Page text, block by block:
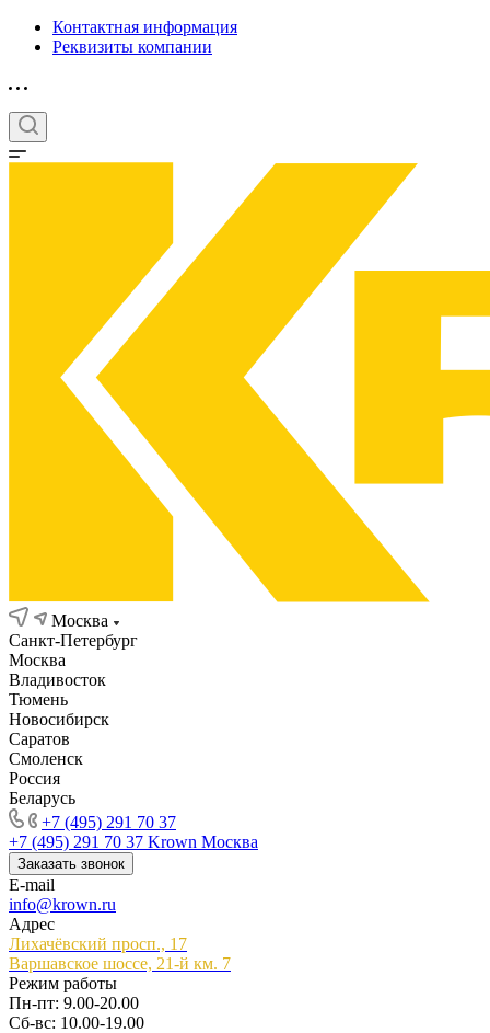
Контактная информация
Реквизиты компании
Москва
Санкт-Петербург
Москва
Владивосток
Тюмень
Новосибирск
Саратов
Смоленск
Россия
Беларусь
+7 (495) 291 70 37
+7 (495) 291 70 37 Krown Москва
Заказать звонок
E-mail
info@krown.ru
Адрес
Лихачёвский просп., 17
Варшавское шоссе, 21-й км. 7
Режим работы
Пн-пт: 9.00-20.00
Сб-вс: 10.00-19.00